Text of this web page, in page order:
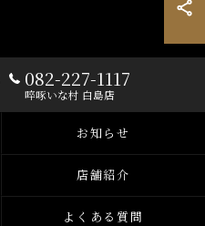
082-227-1117
啐啄いな村 白島店
お知らせ
店舗紹介
よくある質問